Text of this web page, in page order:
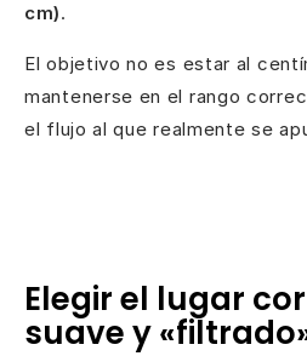
cm).
El objetivo no es estar al
mantenerse en el rango
el flujo al que realmente se
Elegir el lugar
suave y